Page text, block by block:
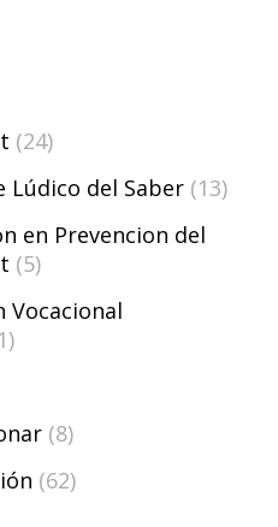
(24)
Lúdico del Saber (13)
en Prevencion del
(5)
Vocacional
(8)
(62)